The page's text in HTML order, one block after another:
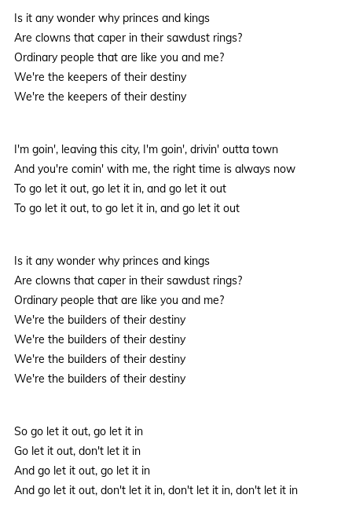
Is it any wonder why princes and kings
Are clowns that caper in their sawdust rings?
Ordinary people that are like you and me?
We're the keepers of their destiny
We're the keepers of their destiny
I'm goin', leaving this city, I'm goin', drivin' outta town
And you're comin' with me, the right time is always now
To go let it out, go let it in, and go let it out
To go let it out, to go let it in, and go let it out
Is it any wonder why princes and kings
Are clowns that caper in their sawdust rings?
Ordinary people that are like you and me?
We're the builders of their destiny
We're the builders of their destiny
We're the builders of their destiny
We're the builders of their destiny
So go let it out, go let it in
Go let it out, don't let it in
And go let it out, go let it in
And go let it out, don't let it in, don't let it in, don't let it in